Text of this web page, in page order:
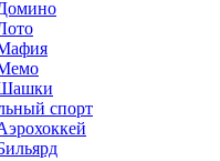
спорт